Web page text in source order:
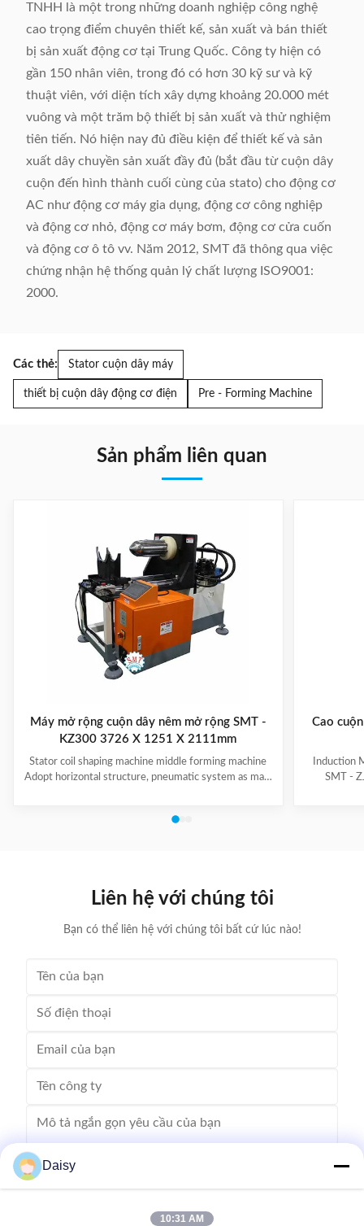
TNHH là một trong những doanh nghiệp công nghệ
cao trọng điểm chuyên thiết kế, sản xuất và bán thiết
bị sản xuất động cơ tại Trung Quốc. Công ty hiện có
gần 150 nhân viên, trong đó có hơn 30 kỹ sư và kỹ
thuật viên, với diện tích xây dựng khoảng 20.000 mét
vuông và một trăm bộ thiết bị sản xuất và thử nghiệm
tiên tiến. Nó hiện nay đủ điều kiện để thiết kế và sản
xuất dây chuyền sản xuất đầy đủ (bắt đầu từ cuộn dây
cuộn đến hình thành cuối cùng của stato) cho động cơ
AC như động cơ máy gia dụng, động cơ công nghiệp
và động cơ nhỏ, động cơ máy bơm, động cơ cửa cuốn
và động cơ ô tô vv. Năm 2012, SMT đã thông qua việc
chứng nhận hệ thống quản lý chất lượng ISO9001:
2000.
Các thẻ: Stator cuộn dây máy
thiết bị cuộn dây động cơ điện Pre - Forming Machine
Sản phẩm liên quan
Máy mở rộng cuộn dây nêm mở rộng SMT -
KZ300 3726 X 1251 X 2111mm
Stator coil shaping machine middle forming machine
Adopt horizontal structure, pneumatic system as main
expanding blades is synchronous, no need two times
after expending. (1)
Cao
Induction
SMT -
Liên hệ với chúng tôi
Bạn có thể liên hệ với chúng tôi bất cứ lúc nào!
Daisy
10:31 AM